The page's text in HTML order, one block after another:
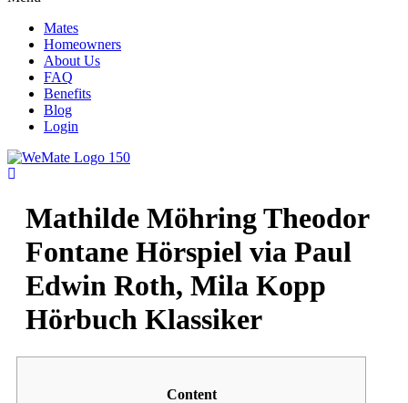
Mates
Homeowners
About Us
FAQ
Benefits
Blog
Login
Mathilde Möhring Theodor
Fontane Hörspiel via Paul
Edwin Roth, Mila Kopp
Hörbuch Klassiker
Content